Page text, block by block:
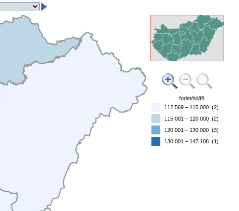
forint/hó/fő
112 569 – 115 000 (2)
115 001 – 120 000 (2)
120 001 – 130 000 (3)
130 001 – 147 108 (1)